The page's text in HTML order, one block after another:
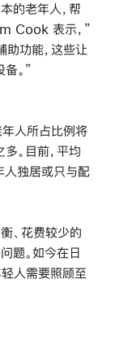
的老年人，帮
Cook 表示，”
功能，这些让
。”
人所占比例将
。目前，平均
独居或只与配
、花费较少的
题。如今在日
人需要照顾至